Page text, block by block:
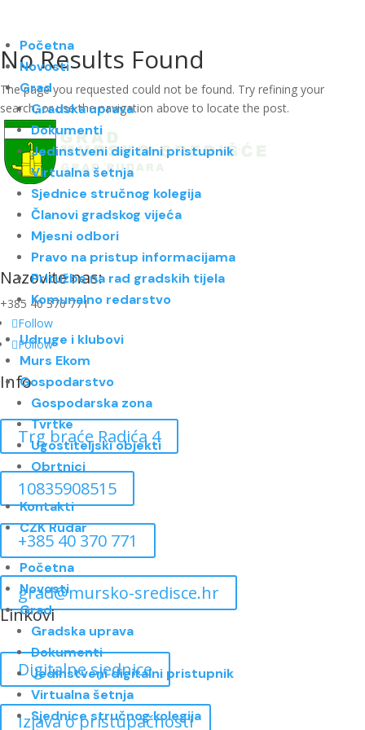
Početna
Novosti
Grad
Gradska uprava
Dokumenti
Jedinstveni digitalni pristupnik
Virtualna šetnja
Sjednice stručnog kolegija
Članovi gradskog vijeća
Mjesni odbori
Pravo na pristup informacijama
Pritužbe na rad gradskih tijela
Komunalno redarstvo
Udruge i klubovi
Murs Ekom
Gospodarstvo
Gospodarska zona
Tvrtke
Ugostiteljski objekti
Obrtnici
Kontakti
CZK Rudar
Početna
Novosti
Grad
Gradska uprava
Dokumenti
Jedinstveni digitalni pristupnik
Virtualna šetnja
Sjednice stručnog kolegija
No Results Found
The page you requested could not be found. Try refining your
search, or use the navigation above to locate the post.
Nazovite nas:
+385 40 370 771
Follow
Follow
Info
Trg braće Radića 4
10835908515
+385 40 370 771
grad@mursko-sredisce.hr
Linkovi
Digitalne sjednice
Izjava o pristupačnosti